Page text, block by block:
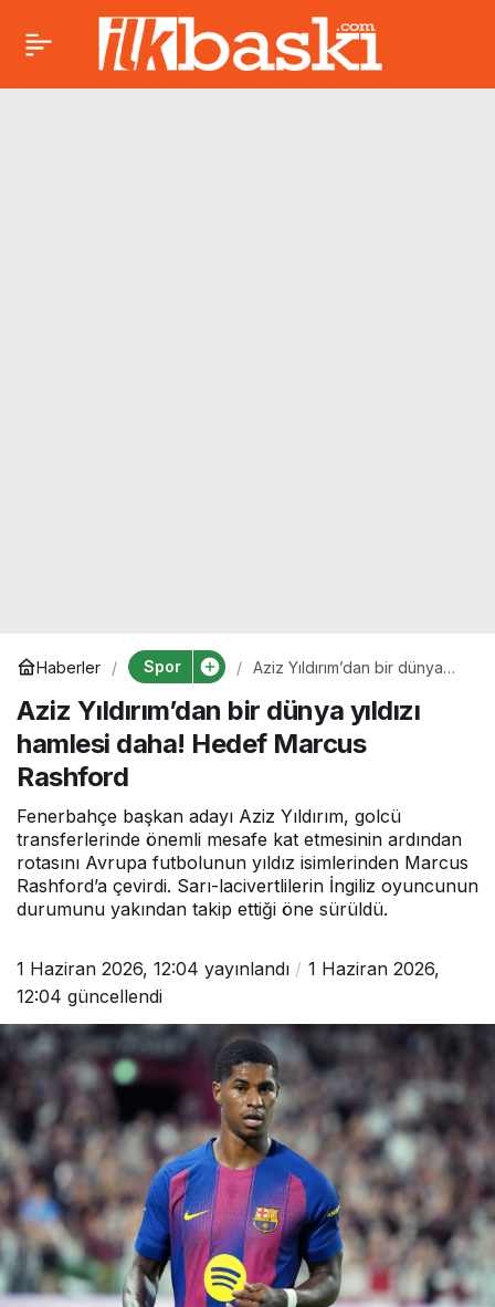
Haberler Spor
Aziz Yıldırım’dan bir dünya
Marcus Rashford
Aziz Yıldırım’dan bir dünya yıldızı
hamlesi daha! Hedef Marcus
Rashford
Fenerbahçe başkan adayı Aziz Yıldırım, golcü
transferlerinde önemli mesafe kat etmesinin ardından
rotasını Avrupa futbolunun yıldız isimlerinden Marcus
Rashford’a çevirdi. Sarı-lacivertlilerin İngiliz oyuncunun
durumunu yakından takip ettiği öne sürüldü.
1 Haziran 2026, 12:04 yayınlandı
1 Haziran 2026,
12:04 güncellendi
Fenerbahçe’de sağ
bek operasyonu!